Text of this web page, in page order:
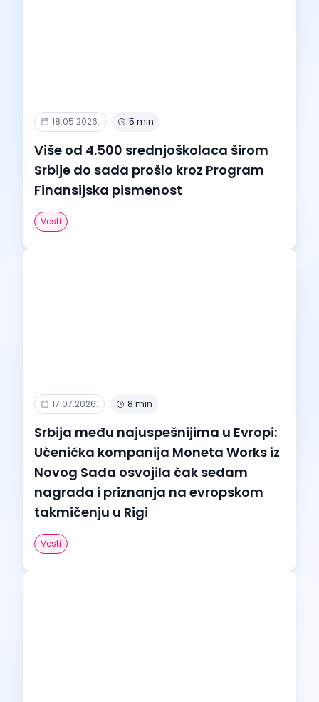
18.05.2026. 5 min
Više od 4.500 srednjoškolaca širom
Srbije do sada prošlo kroz Program
Finansijska pismenost
Vesti
17.07.2026. 8 min
Srbija među najuspešnijima u Evropi:
Učenička kompanija Moneta Works iz
Novog Sada osvojila čak sedam
nagrada i priznanja na evropskom
takmičenju u Rigi
Vesti